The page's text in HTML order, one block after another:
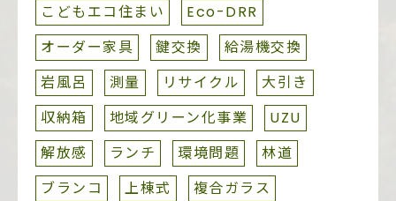
こどもエコ住まい
Eco-DRR
オーダー家具
鍵交換
給湯機交換
岩風呂
測量 リサイクル
大引き
収納箱
地域グリーン化事業
UZU
解放感
ランチ 環境問題
林道
ブランコ
上棟式
複合ガラス